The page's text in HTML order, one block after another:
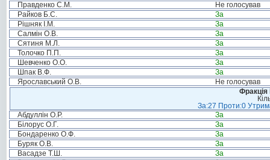
Правденко С.М.
Не голосував
Райков Б.С.
За
Рішняк І.М.
За
Салмін О.В.
За
Сятиня М.Л.
За
Толочко П.П.
За
Шевченко О.О.
За
Шпак В.Ф.
За
Ярославський О.В.
Не голосував
За:27 Проти:0
Абдуллін О.Р.
За
Білорус О.Г.
За
Бондаренко О.Ф.
За
Буряк О.В.
За
Васадзе Т.Ш.
За